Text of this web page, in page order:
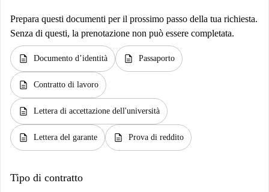
Prepara questi documenti per il prossimo passo della tua richiesta.
Senza di questi, la prenotazione non può essere completata.
description Documento d’identità description Passaporto
description Contratto di lavoro
description Lettera di accettazione dell'università
description Lettera del garante description Prova di reddito
Tipo di contratto